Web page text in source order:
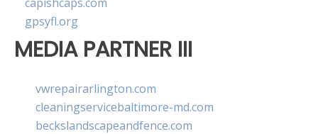
gpsyfl.org
MEDIA PARTNER III
vwrepairarlington.com
cleaningservicebaltimore-md.com
beckslandscapeandfence.com